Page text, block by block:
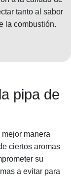
tanto al sabor
la combustión.
pipa de
manera
ciertos aromas
su
a evitar para